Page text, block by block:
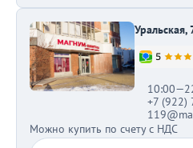
Уральская,
+7 (922)
Можно купить по счету с НДС